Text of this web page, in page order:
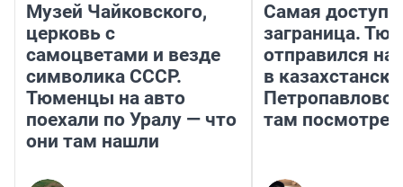
Музей Чайковского,
церковь с
самоцветами и везде
символика СССР.
Тюменцы на авто
поехали по Уралу — что
они там нашли
Самая
заграница.
отправился
в
там